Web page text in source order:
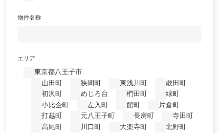
物件名称
エリア
東京都八王子市
山田町
狭間町 東浅川町
散田町
初沢町
めじろ台 椚田町
緑町
小比企町
左入町 館町
片倉町
打越町
元八王子町 長房町
寺田町
高尾町
川口町 大楽寺町 北野町